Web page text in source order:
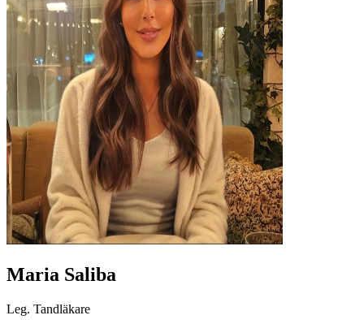
Maria Saliba
Leg. Tandläkare